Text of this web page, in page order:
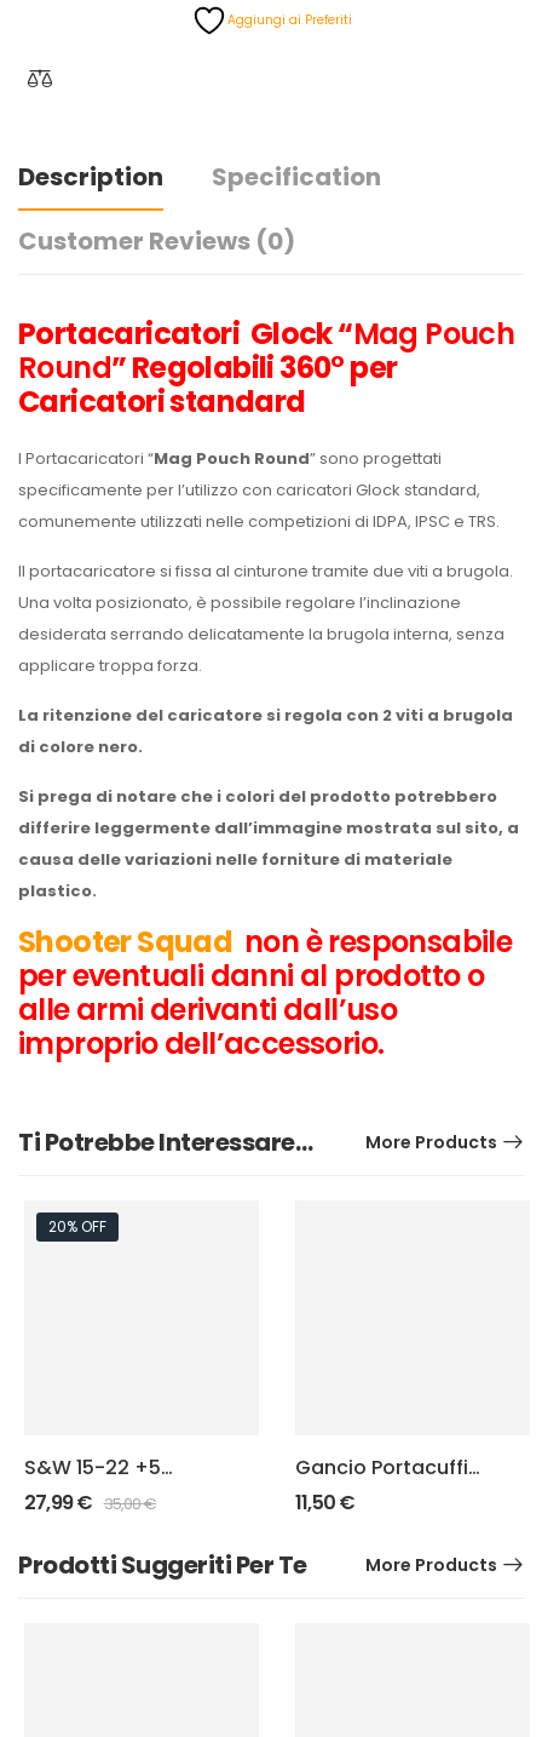
Aggiungi ai Preferiti
Description
Specification
Customer Reviews (0)
Portacaricatori Glock “Mag Pouch
Round” Regolabili 360° per
Caricatori standard
I Portacaricatori “Mag Pouch Round” sono progettati
specificamente per l’utilizzo con caricatori Glock standard,
comunemente utilizzati nelle competizioni di IDPA, IPSC e TRS.
Il portacaricatore si fissa al cinturone tramite due viti a brugola.
Una volta posizionato, è possibile regolare l’inclinazione
desiderata serrando delicatamente la brugola interna, senza
applicare troppa forza.
La ritenzione del caricatore si regola con 2 viti a brugola
di colore nero.
Si prega di notare che i colori del prodotto potrebbero
differire leggermente dall’immagine mostrata sul sito, a
causa delle variazioni nelle forniture di materiale
plastico.
Shooter Squad non è responsabile
per eventuali danni al prodotto o
alle armi derivanti dall’uso
improprio dell’accessorio.
Ti Potrebbe Interessare… More Products
20% OFF
S&W 15-22 +5
Punisher
Estensione
caricatori
27,99€ 35,00€
Gancio Portacuffie
J-Squad
11,50€
Prodotti Suggeriti Per Te More Products